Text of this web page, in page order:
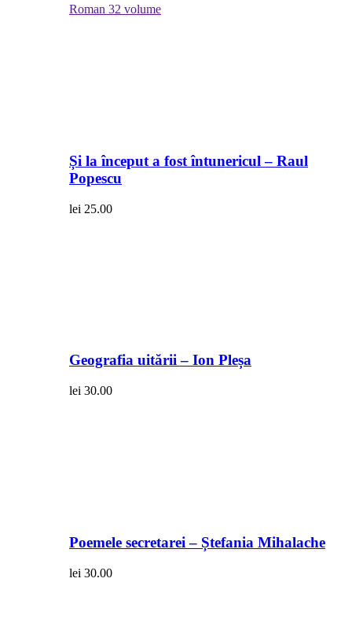
Roman 32 volume
Și la început a fost întunericul – Raul
Popescu
lei 25.00
Geografia uitării – Ion Pleșa
lei 30.00
Poemele secretarei – Ștefania Mihalache
lei 30.00